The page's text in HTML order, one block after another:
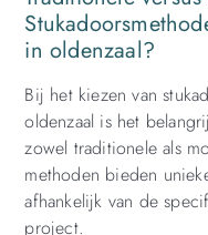
in oldenzaal?
Bij het kiezen van
oldenzaal is het
zowel traditionele als
methoden bieden
afhankelijk van de
project.